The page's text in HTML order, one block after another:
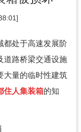
都处于高速发展阶
道路桥梁交通设施
大量的临时性建筑
住人集装箱的知